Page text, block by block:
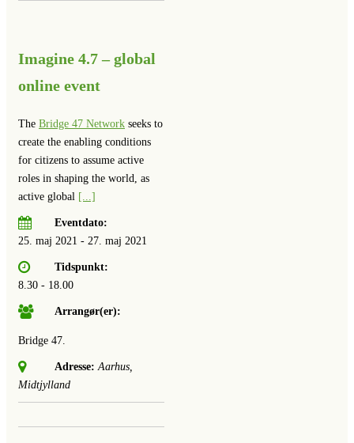
Imagine 4.7 – global
online event
The Bridge 47 Network seeks to
create the enabling conditions
for citizens to assume active
roles in shaping the world, as
active global [...]
Eventdato:
25. maj 2021 - 27. maj 2021
Tidspunkt:
8.30 - 18.00
Arrangør(er):
Bridge 47.
Adresse: Aarhus,
Midtjylland